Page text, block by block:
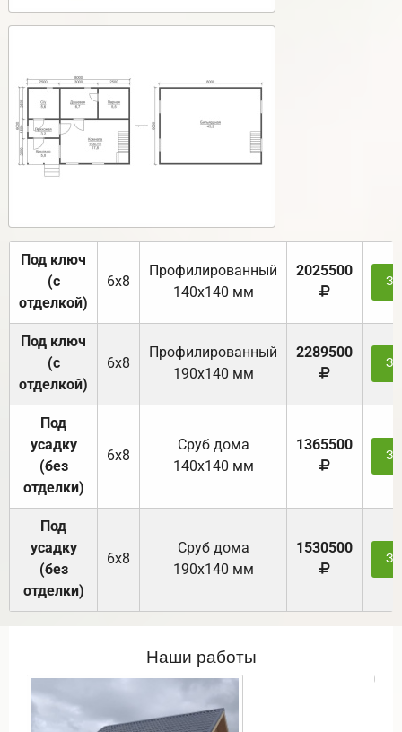
Под ключ
(с
отделкой)
6х8
Профилированный
140х140 мм
2025500
Под ключ
(с
отделкой)
6х8
Профилированный
190х140 мм
2289500
Под
усадку
(без
отделки)
6х8
Cруб дома
140х140 мм
1365500
Под
усадку
(без
отделки)
6х8
Cруб дома
190х140 мм
1530500
Наши работы